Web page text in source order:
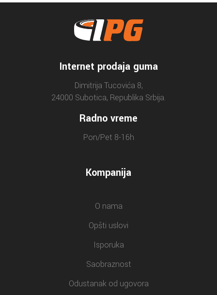
Internet prodaja guma
Dimitrija Tucovića 8,
24000 Subotica, Republika Srbija.
Radno vreme
Pon/Pet 8-16h
Kompanija
O nama
Opšti uslovi
Isporuka
Saobraznost
Odustanak od ugovora